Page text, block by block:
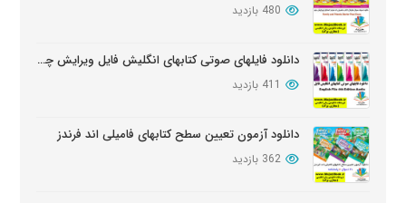
480 بازدید
دانلود فایلهای صوتی کتابهای انگلیش فایل ویرایش چهارم English File Edition Audio
411 بازدید
دانلود آزمون تعیین سطح کتابهای فامیلی اند فرندز
362 بازدید